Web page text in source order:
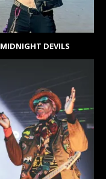
MIDNIGHT DEVILS